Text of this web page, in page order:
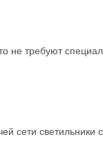
не требуют
сети